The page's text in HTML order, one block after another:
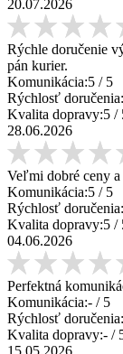
20.07.2026
Rýchle doručenie
pán kurier.
Komunikácia:5 / 5
Rýchlosť doručenia:
Kvalita dopravy:5 /
28.06.2026
Veľmi dobré ceny
Komunikácia:5 / 5
Rýchlosť doručenia:
Kvalita dopravy:5 /
04.06.2026
Perfektná
Komunikácia:- / 5
Rýchlosť doručenia:
Kvalita dopravy:- /
15.05.2026